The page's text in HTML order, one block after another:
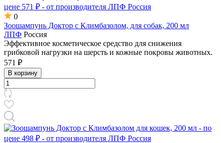
0
Зоошампунь Доктор с Климбазолом, для собак, 200 мл
ЛПФ Россия
Эффективное косметическое средство для снижения
грибковой нагрузки на шерсть и кожные покровы животных.
571 ₽
В корзину